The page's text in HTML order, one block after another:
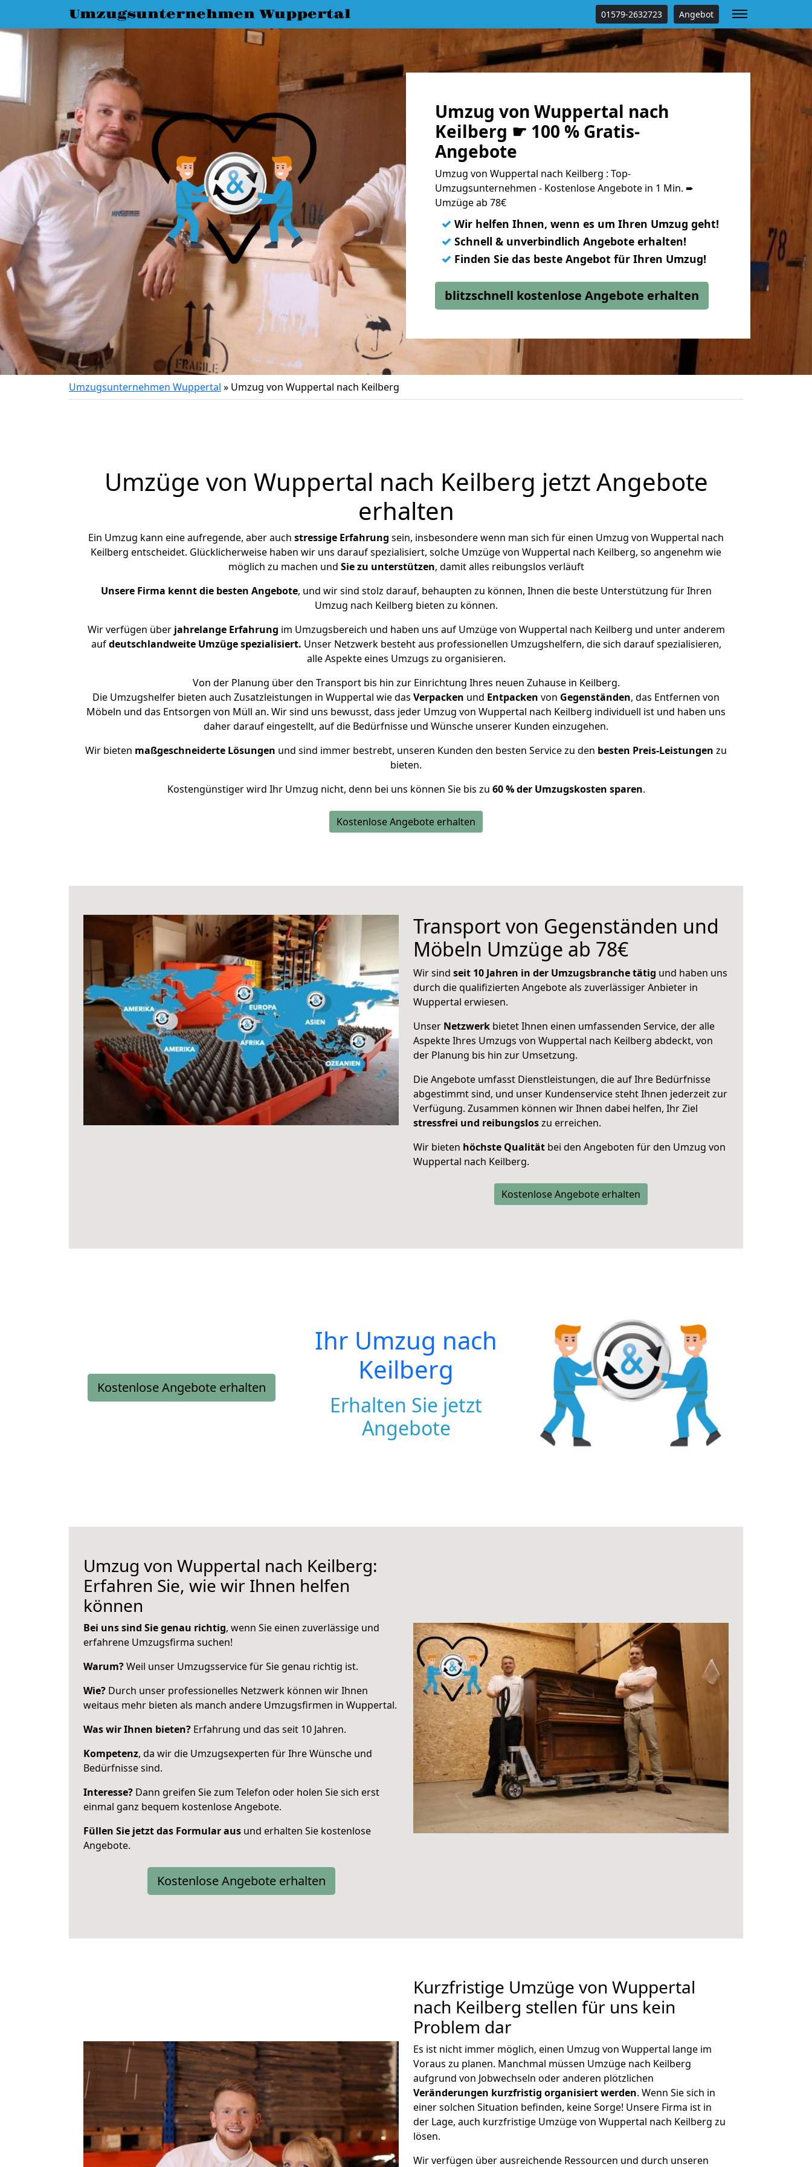
Umzugsunternehmen Wuppertal 01579-2632723 Angebot
Umzug von Wuppertal nach
Keilberg ☛ 100 % Gratis-
Angebote
Umzug von Wuppertal nach Keilberg : Top-
Umzugsunternehmen - Kostenlose Angebote in 1 Min. ➨
Umzüge ab 78€
✓ Wir helfen Ihnen, wenn es um Ihren Umzug geht!
✓ Schnell & unverbindlich Angebote erhalten!
✓ Finden Sie das beste Angebot für Ihren Umzug!
blitzschnell kostenlose Angebote erhalten
Umzugsunternehmen Wuppertal » Umzug von Wuppertal nach Keilberg
Umzüge von Wuppertal nach Keilberg jetzt Angebote
erhalten
Ein Umzug kann eine aufregende, aber auch stressige Erfahrung sein, insbesondere wenn man sich für einen Umzug von Wuppertal nach
Keilberg entscheidet. Glücklicherweise haben wir uns darauf spezialisiert, solche Umzüge von Wuppertal nach Keilberg, so angenehm wie
möglich zu machen und Sie zu unterstützen, damit alles reibungslos verläuft
Unsere Firma kennt die besten Angebote, und wir sind stolz darauf, behaupten zu können, Ihnen die beste Unterstützung für Ihren
Umzug nach Keilberg bieten zu können.
Wir verfügen überjahrelange Erfahrung im Umzugsbereich und haben uns auf Umzüge von Wuppertal nach Keilberg und unter anderem
aufdeutschlandweite Umzüge spezialisiert. Unser Netzwerk besteht aus professionellen Umzugshelfern, die sich darauf spezialisieren,
alle Aspekte eines Umzugs zu organisieren.
Von der Planung über den Transport bis hin zur Einrichtung Ihres neuen Zuhause in Keilberg.
Die Umzugshelfer bieten auch Zusatzleistungen in Wuppertal wie das Verpacken und Entpacken von Gegenständen, das Entfernen von
Möbeln und das Entsorgen von Müll an. Wir sind uns bewusst, dass jeder Umzug von Wuppertal nach Keilberg individuell ist und haben uns
daher darauf eingestellt, auf die Bedürfnisse und Wünsche unserer Kunden einzugehen.
Wir bieten maßgeschneiderte Lösungen und sind immer bestrebt, unseren Kunden den besten Service zu den besten Preis-Leistungen zu
bieten.
Kostengünstiger wird Ihr Umzug nicht, denn bei uns können Sie bis zu 60 % der Umzugskosten sparen.
Kostenlose Angebote erhalten
Transport von Gegenständen und
Möbeln Umzüge ab 78€
Wir sind seit 10 Jahren in der Umzugsbranche tätig und haben uns
durch die qualifizierten Angebote als zuverlässiger Anbieter in
Wuppertal erwiesen.
Unser Netzwerk bietet Ihnen einen umfassenden Service, der alle
Aspekte Ihres Umzugs von Wuppertal nach Keilberg abdeckt, von
der Planung bis hin zur Umsetzung.
Die Angebote umfasst Dienstleistungen, die auf Ihre Bedürfnisse
abgestimmt sind, und unser Kundenservice steht Ihnen jederzeit zur
Verfügung. Zusammen können wir Ihnen dabei helfen, Ihr Ziel
stressfrei und reibungsloszu erreichen.
Wir bieten höchste Qualität bei den Angeboten für den Umzug von
Wuppertal nach Keilberg.
Kostenlose Angebote erhalten
Kostenlose Angebote erhalten
Ihr Umzug nach
Keilberg
Erhalten Sie jetzt
Angebote
Umzug von Wuppertal nach Keilberg:
Erfahren Sie, wie wir Ihnen helfen
können
Bei uns sind Sie genau richtig, wenn Sie einen zuverlässige und
erfahrene Umzugsfirma suchen!
Warum?Weil unser Umzugsservice für Sie genau richtig ist.
Wie? Durch unser professionelles Netzwerk können wir Ihnen
weitaus mehr bieten als manch andere Umzugsfirmen in Wuppertal.
Was wir Ihnen bieten? Erfahrung und das seit 10 Jahren.
Kompetenz, da wir die Umzugsexperten für Ihre Wünsche und
Bedürfnisse sind.
Interesse? Dann greifen Sie zum Telefon oder holen Sie sich erst
einmal ganz bequem kostenlose Angebote.
Füllen Sie jetzt das Formular aus und erhalten Sie kostenlose
Angebote.
Kostenlose Angebote erhalten
Kurzfristige Umzüge von Wuppertal
nach Keilberg stellen für uns kein
Problem dar
Es ist nicht immer möglich, einen Umzug von Wuppertal lange im
Voraus zu planen. Manchmal müssen Umzüge nach Keilberg
aufgrund von Jobwechseln oder anderen plötzlichen
Veränderungen kurzfristig organisiert werden. Wenn Sie sich in
einer solchen Situation befinden, keine Sorge! Unsere Firma ist in
der Lage, auch kurzfristige Umzüge von Wuppertal nach Keilberg zu
lösen.
Wir verfügen über ausreichende Ressourcen und durch unseren